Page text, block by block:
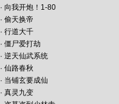
· 向我开炮！1-80
· 偷天换帝
· 行道大千
· 僵尸爱打劫
· 逆天仙武系统
· 仙路春秋
· 当铺玄要成仙
· 真灵九变